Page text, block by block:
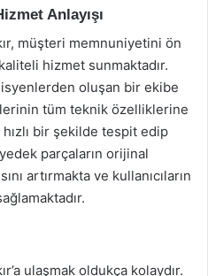
Anlayışı
müşteri memnuniyetini ön
hizmet sunmaktadır.
oluşan bir ekibe
tüm teknik özelliklerine
bir şekilde tespit edip
parçaların orijinal
artırmakta ve kullanıcıların
ulaşmak oldukça kolaydır.